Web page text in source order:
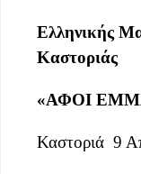
Ελληνικής
Καστοριάς
«ΑΦΟΙ
Καστοριά 9